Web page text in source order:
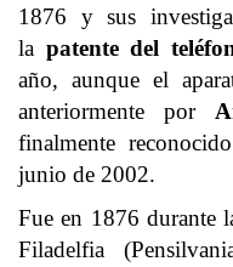
1876 y sus
la patente del
año, aunque el
anteriormente por
finalmente
junio de 2002.
Fue en 1876 durante
Filadelfia